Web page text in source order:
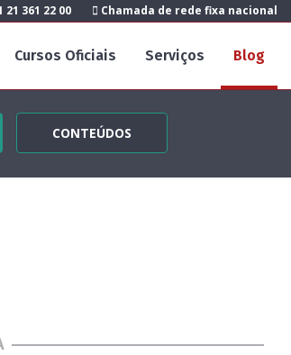
21 361 22 00 Chamada de rede fixa nacional
Cursos Oficiais Serviços Blog
CONTEÚDOS